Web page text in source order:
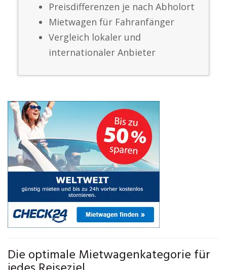
Preisdifferenzen je nach Abholort
Mietwagen für Fahranfänger
Vergleich lokaler und
internationaler Anbieter
Die optimale Mietwagenkategorie für